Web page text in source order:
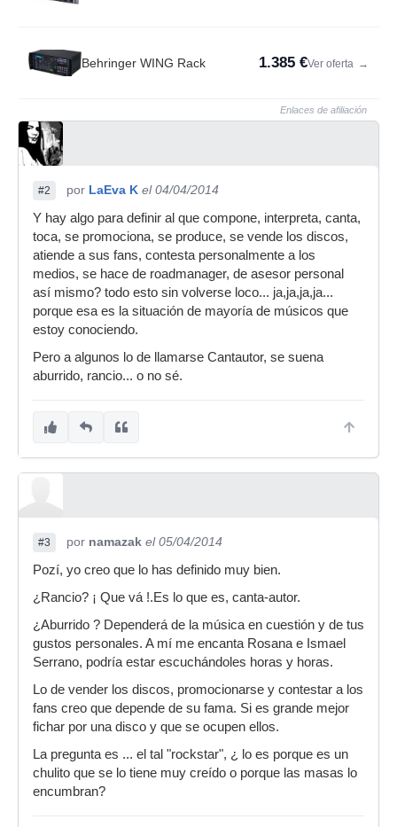
Behringer WING Rack 1.385 €Ver oferta →
Enlaces de afiliación
#2 por LaEva K el 04/04/2014
Y hay algo para definir al que compone, interpreta, canta,
toca, se promociona, se produce, se vende los discos,
atiende a sus fans, contesta personalmente a los
medios, se hace de roadmanager, de asesor personal
así mismo? todo esto sin volverse loco... ja,ja,ja,ja...
porque esa es la situación de mayoría de músicos que
estoy conociendo.
Pero a algunos lo de llamarse Cantautor, se suena
aburrido, rancio... o no sé.
#3 por namazak el 05/04/2014
Pozí, yo creo que lo has definido muy bien.
¿Rancio? ¡ Que vá !.Es lo que es, canta-autor.
¿Aburrido ? Dependerá de la música en cuestión y de tus
gustos personales. A mí me encanta Rosana e Ismael
Serrano, podría estar escuchándoles horas y horas.
Lo de vender los discos, promocionarse y contestar a los
fans creo que depende de su fama. Si es grande mejor
fichar por una disco y que se ocupen ellos.
La pregunta es ... el tal "rockstar", ¿ lo es porque es un
chulito que se lo tiene muy creído o porque las masas lo
encumbran?